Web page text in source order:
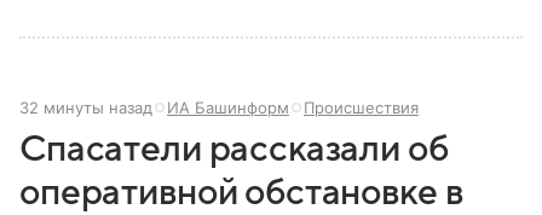
32 минуты назад ИА Башинформ Происшествия
Спасатели рассказали об
оперативной обстановке в